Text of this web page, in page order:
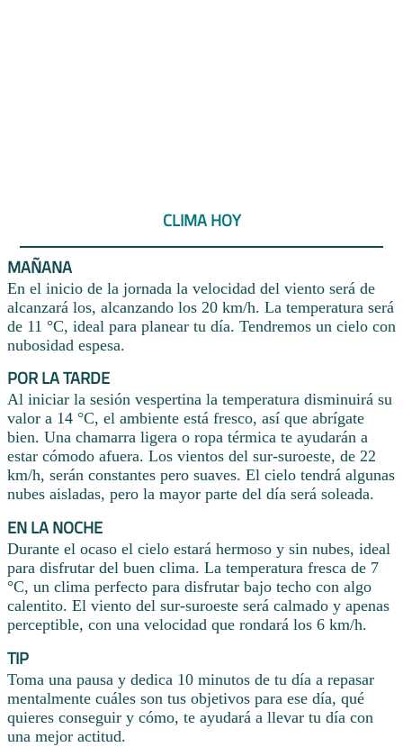
CLIMA HOY
MAÑANA
En el inicio de la jornada la velocidad del viento será de
alcanzará los, alcanzando los 20 km/h. La temperatura será
de 11 °C, ideal para planear tu día. Tendremos un cielo con
nubosidad espesa.
POR LA TARDE
Al iniciar la sesión vespertina la temperatura disminuirá su
valor a 14 °C, el ambiente está fresco, así que abrígate
bien. Una chamarra ligera o ropa térmica te ayudarán a
estar cómodo afuera. Los vientos del sur-suroeste, de 22
km/h, serán constantes pero suaves. El cielo tendrá algunas
nubes aisladas, pero la mayor parte del día será soleada.
EN LA NOCHE
Durante el ocaso el cielo estará hermoso y sin nubes, ideal
para disfrutar del buen clima. La temperatura fresca de 7
°C, un clima perfecto para disfrutar bajo techo con algo
calentito. El viento del sur-suroeste será calmado y apenas
perceptible, con una velocidad que rondará los 6 km/h.
TIP
Toma una pausa y dedica 10 minutos de tu día a repasar
mentalmente cuáles son tus objetivos para ese día, qué
quieres conseguir y cómo, te ayudará a llevar tu día con
una mejor actitud.